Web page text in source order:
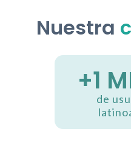
Nuestra
+1
de